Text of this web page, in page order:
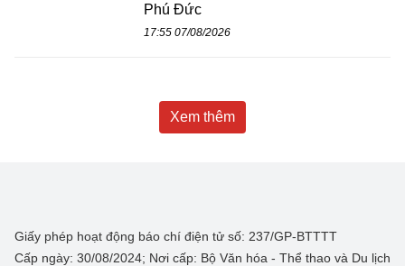
Phú Đức
17:55 07/08/2026
Xem thêm
Giấy phép hoạt động báo chí điện tử số: 237/GP-BTTTT
Cấp ngày: 30/08/2024; Nơi cấp: Bộ Văn hóa - Thể thao và Du lịch